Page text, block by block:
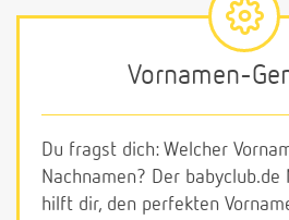
Vornamen-
Du fragst dich: Welcher
Nachnamen? Der
hilft dir, den perfekten